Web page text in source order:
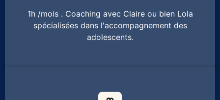
1h /mois . Coaching avec Claire ou bien Lola
spécialisées dans l'accompagnement des
adolescents.